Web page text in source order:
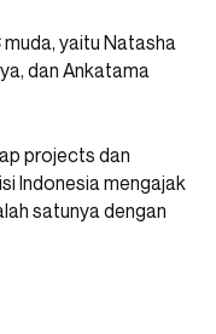
yaitu Natasha
dan Ankatama
projects dan
Indonesia mengajak
satunya dengan